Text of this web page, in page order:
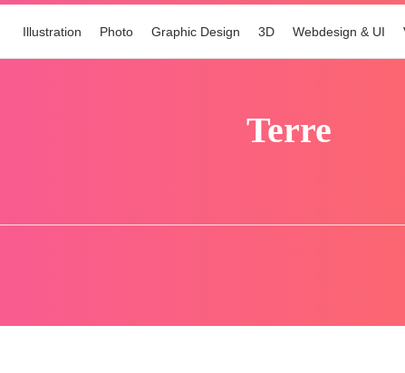
Illustration Photo Graphic Design 3D Webdesign & UI
terre